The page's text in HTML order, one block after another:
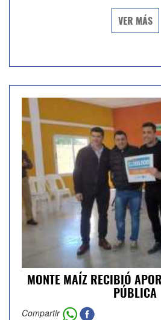
VER MÁS
MONTE MAÍZ RECIBIÓ
PÚBLICA
Compartir